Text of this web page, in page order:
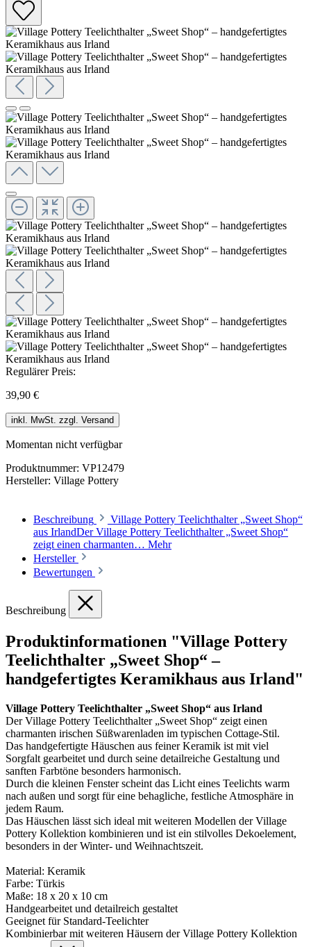
Regulärer Preis:
39,90 €
inkl. MwSt. zzgl. Versand
Momentan nicht verfügbar
Produktnummer: VP12479
Hersteller: Village Pottery
Beschreibung
Village Pottery Teelichthalter „Sweet Shop“
aus IrlandDer Village Pottery Teelichthalter „Sweet Shop“
zeigt einen charmanten… Mehr
Hersteller
Bewertungen
Beschreibung
Produktinformationen "Village Pottery
Teelichthalter „Sweet Shop“ –
handgefertigtes Keramikhaus aus Irland"
Village Pottery Teelichthalter „Sweet Shop“ aus Irland
Der Village Pottery Teelichthalter „Sweet Shop“ zeigt einen
charmanten irischen Süßwarenladen im typischen Cottage-Stil.
Das handgefertigte Häuschen aus feiner Keramik ist mit viel
Sorgfalt gearbeitet und durch seine detailreiche Gestaltung und
sanften Farbtöne besonders harmonisch.
Durch die kleinen Fenster scheint das Licht eines Teelichts warm
nach außen und sorgt für eine behagliche, festliche Atmosphäre in
jedem Raum.
Das Häuschen lässt sich ideal mit weiteren Modellen der Village
Pottery Kollektion kombinieren und ist ein stilvolles Dekoelement,
besonders in der Winter- und Weihnachtszeit.
Material: Keramik
Farbe: Türkis
Maße: 18 x 20 x 10 cm
Handgearbeitet und detailreich gestaltet
Geeignet für Standard-Teelichter
Kombinierbar mit weiteren Häusern der Village Pottery Kollektion